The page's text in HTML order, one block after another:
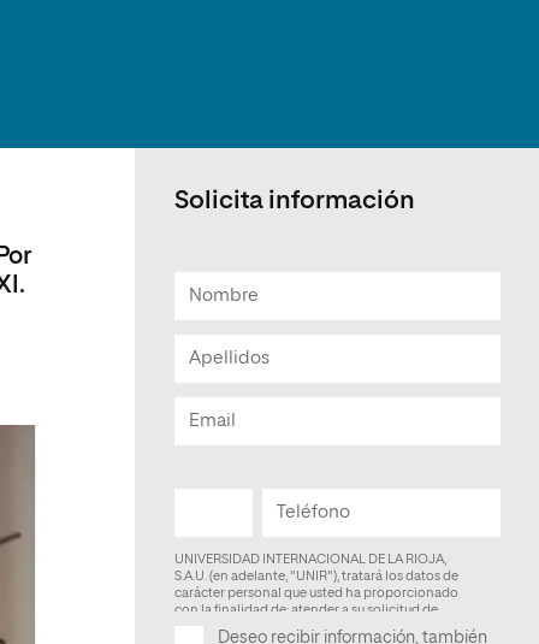
y Tecnología (ESIT)
Sociales
Escuela de Doctorado
Solicita información